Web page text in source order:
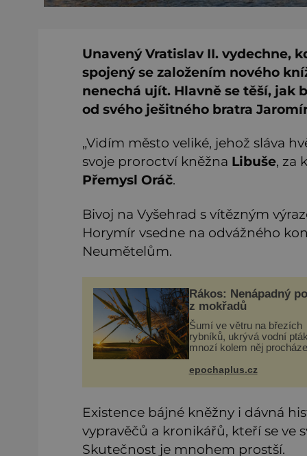
Unavený Vratislav II. vydechne,
spojený se založením nového
nenechá ujít. Hlavně se těší, jak
od svého ješitného bratra
„Vidím město veliké, jehož sláva
svoje proroctví kněžna Libuše, za
Přemysl Oráč.
Bivoj na Vyšehrad s vítězným
Horymír vsedne na odvážného
Neumětelům.
Rákos: Nenápadný
z mokřadů
Šumí ve větru na březích
rybníků, ukrývá vodní
mnozí kolem něj
povšimnutí. Přesto právě
pomáhal stavět domy,
inspiroval řadu pověstí.
epochaplus.cz
Existence bájné kněžny i dávná
vypravěčů a kronikářů, kteří se ve
Skutečnost je mnohem prostší.